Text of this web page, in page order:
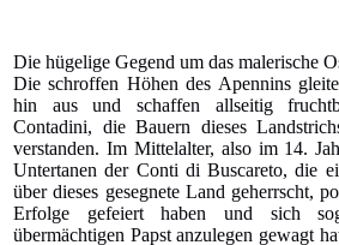
Die hügelige Gegend um das malerische
Die schroffen Höhen des Apennins
hin aus und schaffen allseitig
Contadini, die Bauern dieses
verstanden. Im Mittelalter, also im 14.
Untertanen der Conti di Buscareto, die
über dieses gesegnete Land geherrscht,
Erfolge gefeiert haben und sich
übermächtigen Papst anzulegen gewagt